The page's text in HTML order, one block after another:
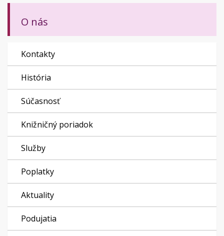
O nás
Kontakty
História
Súčasnosť
Knižničný poriadok
Služby
Poplatky
Aktuality
Podujatia